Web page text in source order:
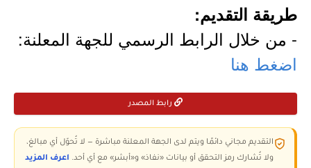
طريقة التقديم:
- من خلال الرابط الرسمي للجهة المعلنة:
اضغط هنا
رابط المصدر
التقديم مجاني دائمًا ويتم لدى الجهة المعلنة مباشرة — لا تُحوّل أي مبالغ،
ولا تُشارك رمز التحقق أو بيانات «نفاذ» و«أبشر» مع أي أحد. اعرف المزيد